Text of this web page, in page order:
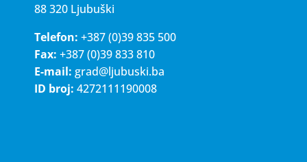
88 320 Ljubuški
Telefon: +387 (0)39 835 500
Fax: +387 (0)39 833 810
E-mail: grad@ljubuski.ba
ID broj: 4272111190008